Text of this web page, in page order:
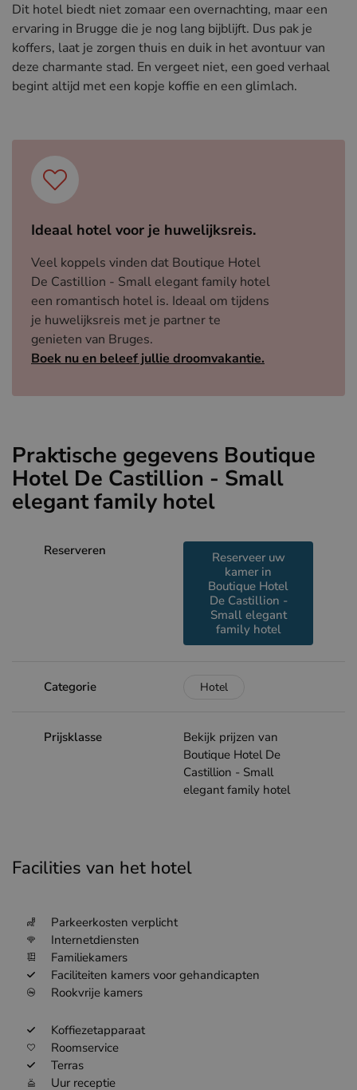
Dit hotel biedt niet zomaar een overnachting, maar een
ervaring in Brugge die je nog lang bijblijft. Dus pak je
koffers, laat je zorgen thuis en duik in het avontuur van
deze charmante stad. En vergeet niet, een goed verhaal
begint altijd met een kopje koffie en een glimlach.
Ideaal hotel voor je huwelijksreis.
Veel koppels vinden dat Boutique Hotel
De Castillion - Small elegant family hotel
een romantisch hotel is. Ideaal om tijdens
je huwelijksreis met je partner te
genieten van Bruges.
Boek nu en beleef jullie droomvakantie.
Praktische gegevens Boutique
Hotel De Castillion - Small
elegant family hotel
Reserveren
Reserveer uw
kamer in
Boutique Hotel
De Castillion -
Small elegant
family hotel
Categorie Hotel
Prijsklasse
Bekijk prijzen van
Boutique Hotel De
Castillion - Small
elegant family hotel
Facilities van het hotel
Parkeerkosten verplicht
Internetdiensten
Familiekamers
Faciliteiten kamers voor gehandicapten
Rookvrije kamers
Koffiezetapparaat
Roomservice
Terras
Uur receptie